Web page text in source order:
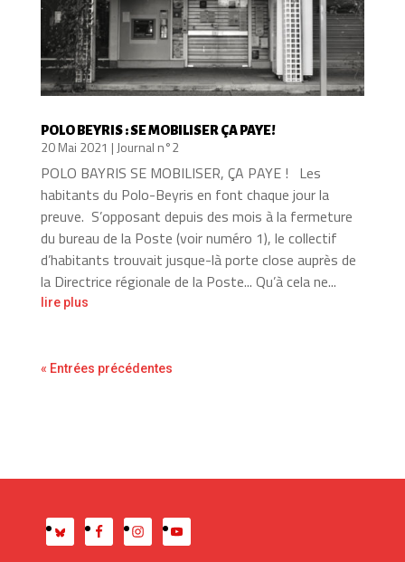
POLO BEYRIS : SE MOBILISER ÇA PAYE!
20 Mai 2021 |Journal n°2
POLO BAYRIS SE MOBILISER, ÇA PAYE ! Les
habitants du Polo-Beyris en font chaque jour la
preuve. S’opposant depuis des mois à la fermeture
du bureau de la Poste (voir numéro 1), le collectif
d’habitants trouvait jusque-là porte close auprès de
la Directrice régionale de la Poste... Qu’à cela ne...
lire plus
« Entrées précédentes